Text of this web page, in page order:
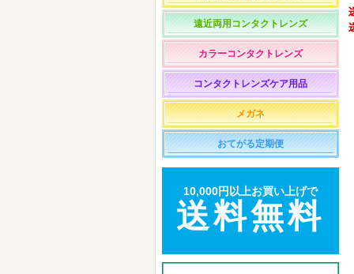
遠近両用コンタクトレンズ
カラーコンタクトレンズ
コンタクトレンズケア用品
メガネ
おてがる定期便
10,000円以上お買い上げで
送料無料